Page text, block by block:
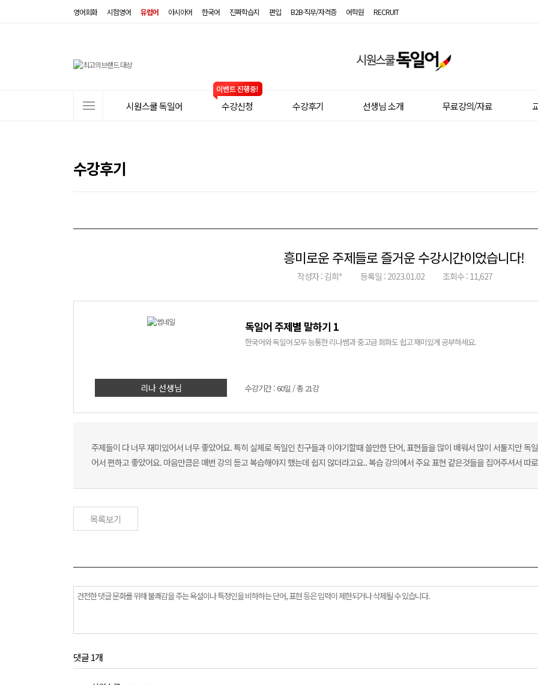
영어회화 시험영어 유럽어 아시아어 한국어 진짜학습지 편입 B2B·직무/자격증 어학원 RECRUIT
뉴
시원스쿨 독일어 수강신청 수강후기 선생님 소개 무료강의/자료
수강후기
흥미로운 주제들로 즐거운 수강시간이었습니다!
작성자 : 김희* 등록일 : 2023.01.02 조회수 : 11,627
리나 선생님
독일어 주제별 말하기 1
한국어와 독일어 모두 능통한 리나쌤과 중고급 회화도 쉽고 재미있게 공부하세요.
수강기간 : 60일 / 총 21강
주제들이 다 너무 재미있어서 너무 좋았어요. 특히 실제로 독일인 친구들과 이야기할때 쓸만한 단어, 표현들을 많이 배워서 많이 서툴지만 독
어서 편하고 좋았어요. 마음만큼은 매번 강의 듣고 복습해야지 했는데 쉽지 않더라고요.. 복습 강의에서 주요 표현 같은것들을 집어주셔서 따
목록보기
댓글 1개